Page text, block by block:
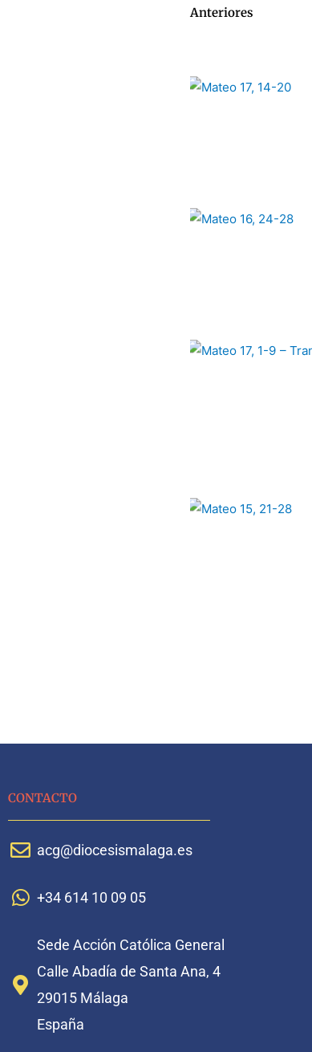
Anteriores
CONTACTO
acg@diocesismalaga.es
+34 614 10 09 05
Sede Acción Católica General
Calle Abadía de Santa Ana, 4
29015 Málaga
España